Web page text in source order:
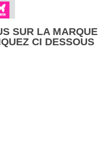
SUR LA MARQUE
CI DESSOUS